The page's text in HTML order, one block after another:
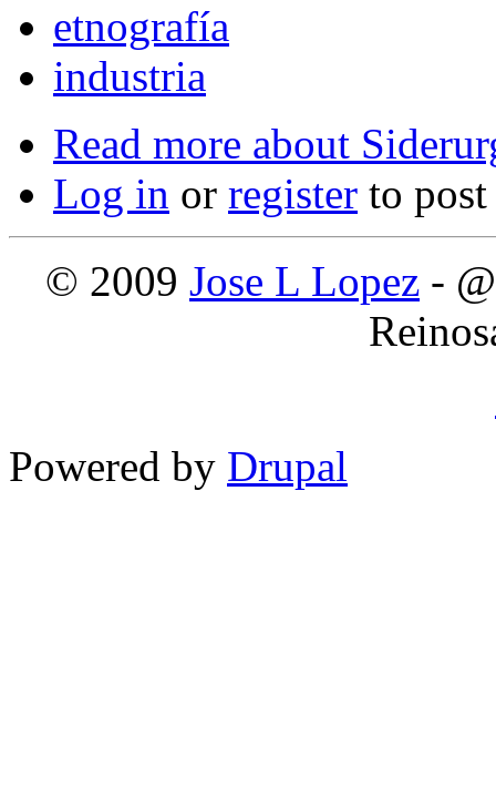
etnografía
industria
Read more about
Log in or register to
© 2009 Jose L Lopez -
Powered by Drupal